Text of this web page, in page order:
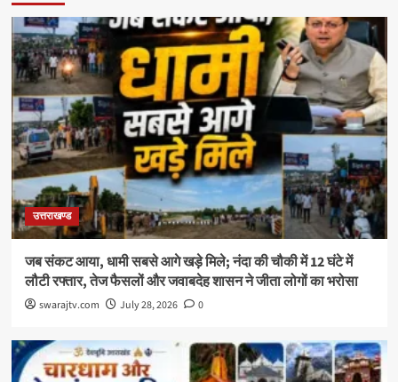
उत्तराखण्ड
जब संकट आया, धामी सबसे आगे खड़े मिले; नंदा की चौकी में 12 घंटे में
लौटी रफ्तार, तेज फैसलों और जवाबदेह शासन ने जीता लोगों का भरोसा
swarajtv.com July 28, 2026 0